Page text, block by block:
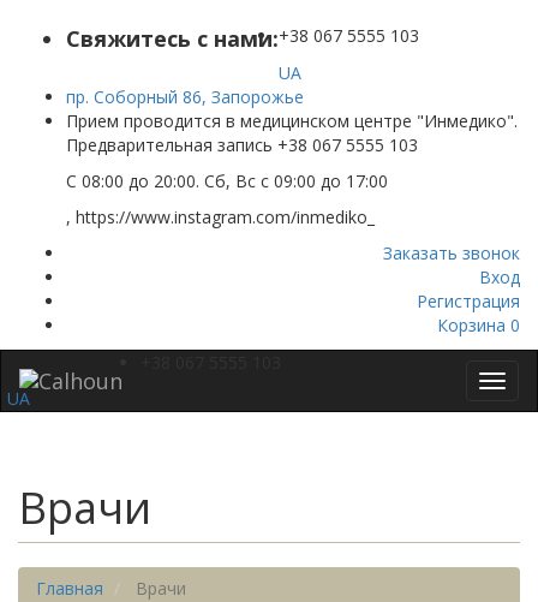
Свяжитесь с нами:+38 067 5555 103
UA
пр. Соборный 86, Запорожье
Прием проводится в медицинском центре "Инмедико".
Предварительная запись +38 067 5555 103
C 08:00 до 20:00. Cб, Вс с 09:00 до 17:00
, https://www.instagram.com/inmediko_
Заказать звонок
Вход
Регистрация
Корзина 0
UA
Врачи
Главная Врачи